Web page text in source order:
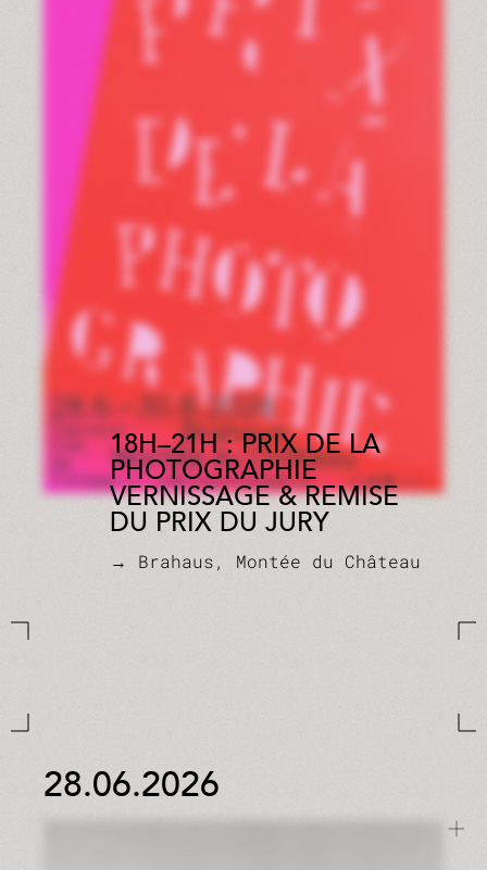
18H–21H : PRIX DE LA
PHOTOGRAPHIE
VERNISSAGE & REMISE
DU PRIX DU JURY
→ Brahaus, Montée du Château
28.06.2026